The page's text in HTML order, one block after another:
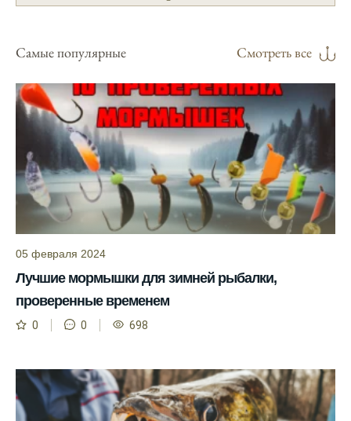
отправиться на рыбалку.
Подробный прогноз клева помогает мне
выбирать лучшие дни для рыбалки в
Москве и области.
С приложением можно получить прогноз
клева на ближайшие сутки.
Узнайте, какие факторы влияют на
активность рыбы и как их учитывать в
прогнозе клева.
Прогноз клева учитывает изменения
температуры воды, что делает его более
точным.
Сегодня у меня был успешный клев, и это
Прогноз клева на сайте всегда актуален и
помогает мне выбирать лучшие дни для
рыбалки в Москве и области.
Самые популярные Смотреть все
05 февраля 2024
Лучшие мормышки для зимней рыбалки,
проверенные временем
0 0 698